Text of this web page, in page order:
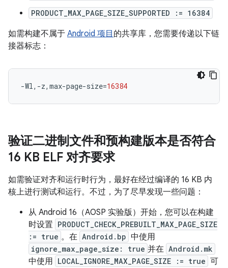
PRODUCT_MAX_PAGE_SIZE_SUPPORTED := 16384
如需构建不属于 Android 项目 的共享库，您需要传递以下链
接器标志：
-Wl,-z,max-page-size=16384
验证二进制文件和预构建版本是否符合
16 KB ELF 对齐要求
如需验证对齐和运行时行为，最好在经过编译的 16 KB 内
核上进行测试和运行。不过，为了尽早发现一些问题：
从 Android 16（AOSP 实验版）开始，您可以在构建
时设置 PRODUCT_CHECK_PREBUILT_MAX_PAGE_SIZE
:= true 。在 Android.bp 中使用
ignore_max_page_size: true 并在 Android.mk
中使用 LOCAL_IGNORE_MAX_PAGE_SIZE := true 可